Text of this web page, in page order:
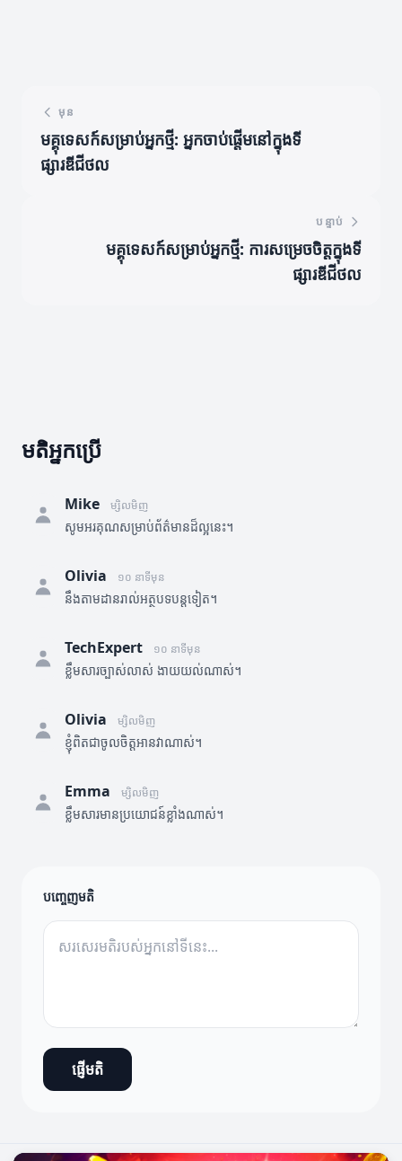
មុន
មគ្គុទេសក៍សម្រាប់អ្នកថ្មី: អ្នកចាប់ផ្តើមនៅក្នុងទី
ផ្សារឌីជីថល
បន្ទាប់
មគ្គុទេសក៍សម្រាប់អ្នកថ្មី: ការសម្រេចចិត្តក្នុងទី
ផ្សារឌីជីថល
មតិអ្នកប្រើ
Mike ម្សិលមិញ
សូមអរគុណសម្រាប់ព័ត៌មានដ៏ល្អនេះ។
Olivia ១០ នាទីមុន
នឹងតាមដានរាល់អត្ថបទបន្តទៀត។
TechExpert ១០ នាទីមុន
ខ្លឹមសារច្បាស់លាស់ ងាយយល់ណាស់។
Olivia ម្សិលមិញ
ខ្ញុំពិតជាចូលចិត្តអានវាណាស់។
Emma ម្សិលមិញ
ខ្លឹមសារមានប្រយោជន៍ខ្លាំងណាស់។
បញ្ចេញមតិ
ផ្ញើមតិ